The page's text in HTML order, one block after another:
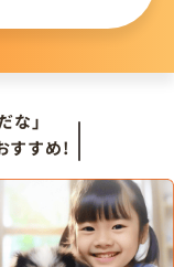
な」
すすめ!